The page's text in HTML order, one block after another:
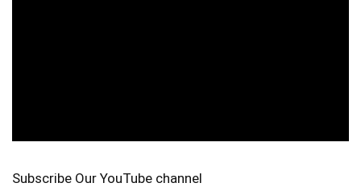
Subscribe Our YouTube channel